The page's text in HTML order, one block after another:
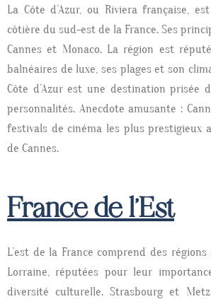
La Côte d’Azur, ou Riviera française,
côtière du sud-est de la France. Ses
Cannes et Monaco. La région est
balnéaires de luxe, ses plages et son
Côte d’Azur est une destination prisée
personnalités. Anecdote amusante :
festivals de cinéma les plus prestigieux
de Cannes.
France de l'Est
L’est de la France comprend des régions
Lorraine, réputées pour leur
diversité culturelle. Strasbourg et